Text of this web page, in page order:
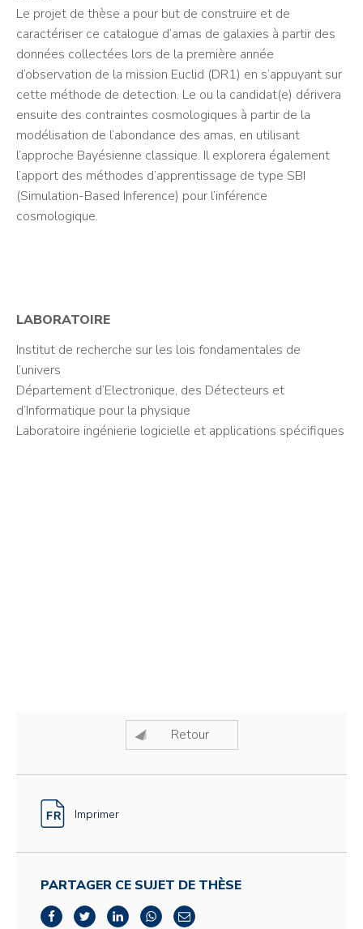
Le projet de thèse a pour but de construire et de
caractériser ce catalogue d’amas de galaxies à partir des
données collectées lors de la première année
d’observation de la mission Euclid (DR1) en s’appuyant sur
cette méthode de detection. Le ou la candidat(e) dérivera
ensuite des contraintes cosmologiques à partir de la
modélisation de l’abondance des amas, en utilisant
l’approche Bayésienne classique. Il explorera également
l’apport des méthodes d’apprentissage de type SBI
(Simulation-Based Inference) pour l’inférence
cosmologique.
LABORATOIRE
Institut de recherche sur les lois fondamentales de
l’univers
Département d’Electronique, des Détecteurs et
d’Informatique pour la physique
Laboratoire ingénierie logicielle et applications spécifiques
Retour
Imprimer
PARTAGER CE SUJET DE THÈSE